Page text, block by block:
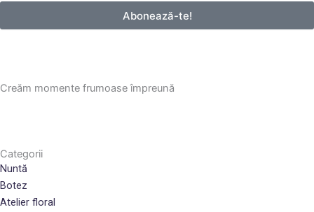
Abonează-te!
Creăm momente frumoase împreună
Categorii
Nuntă
Botez
Atelier floral